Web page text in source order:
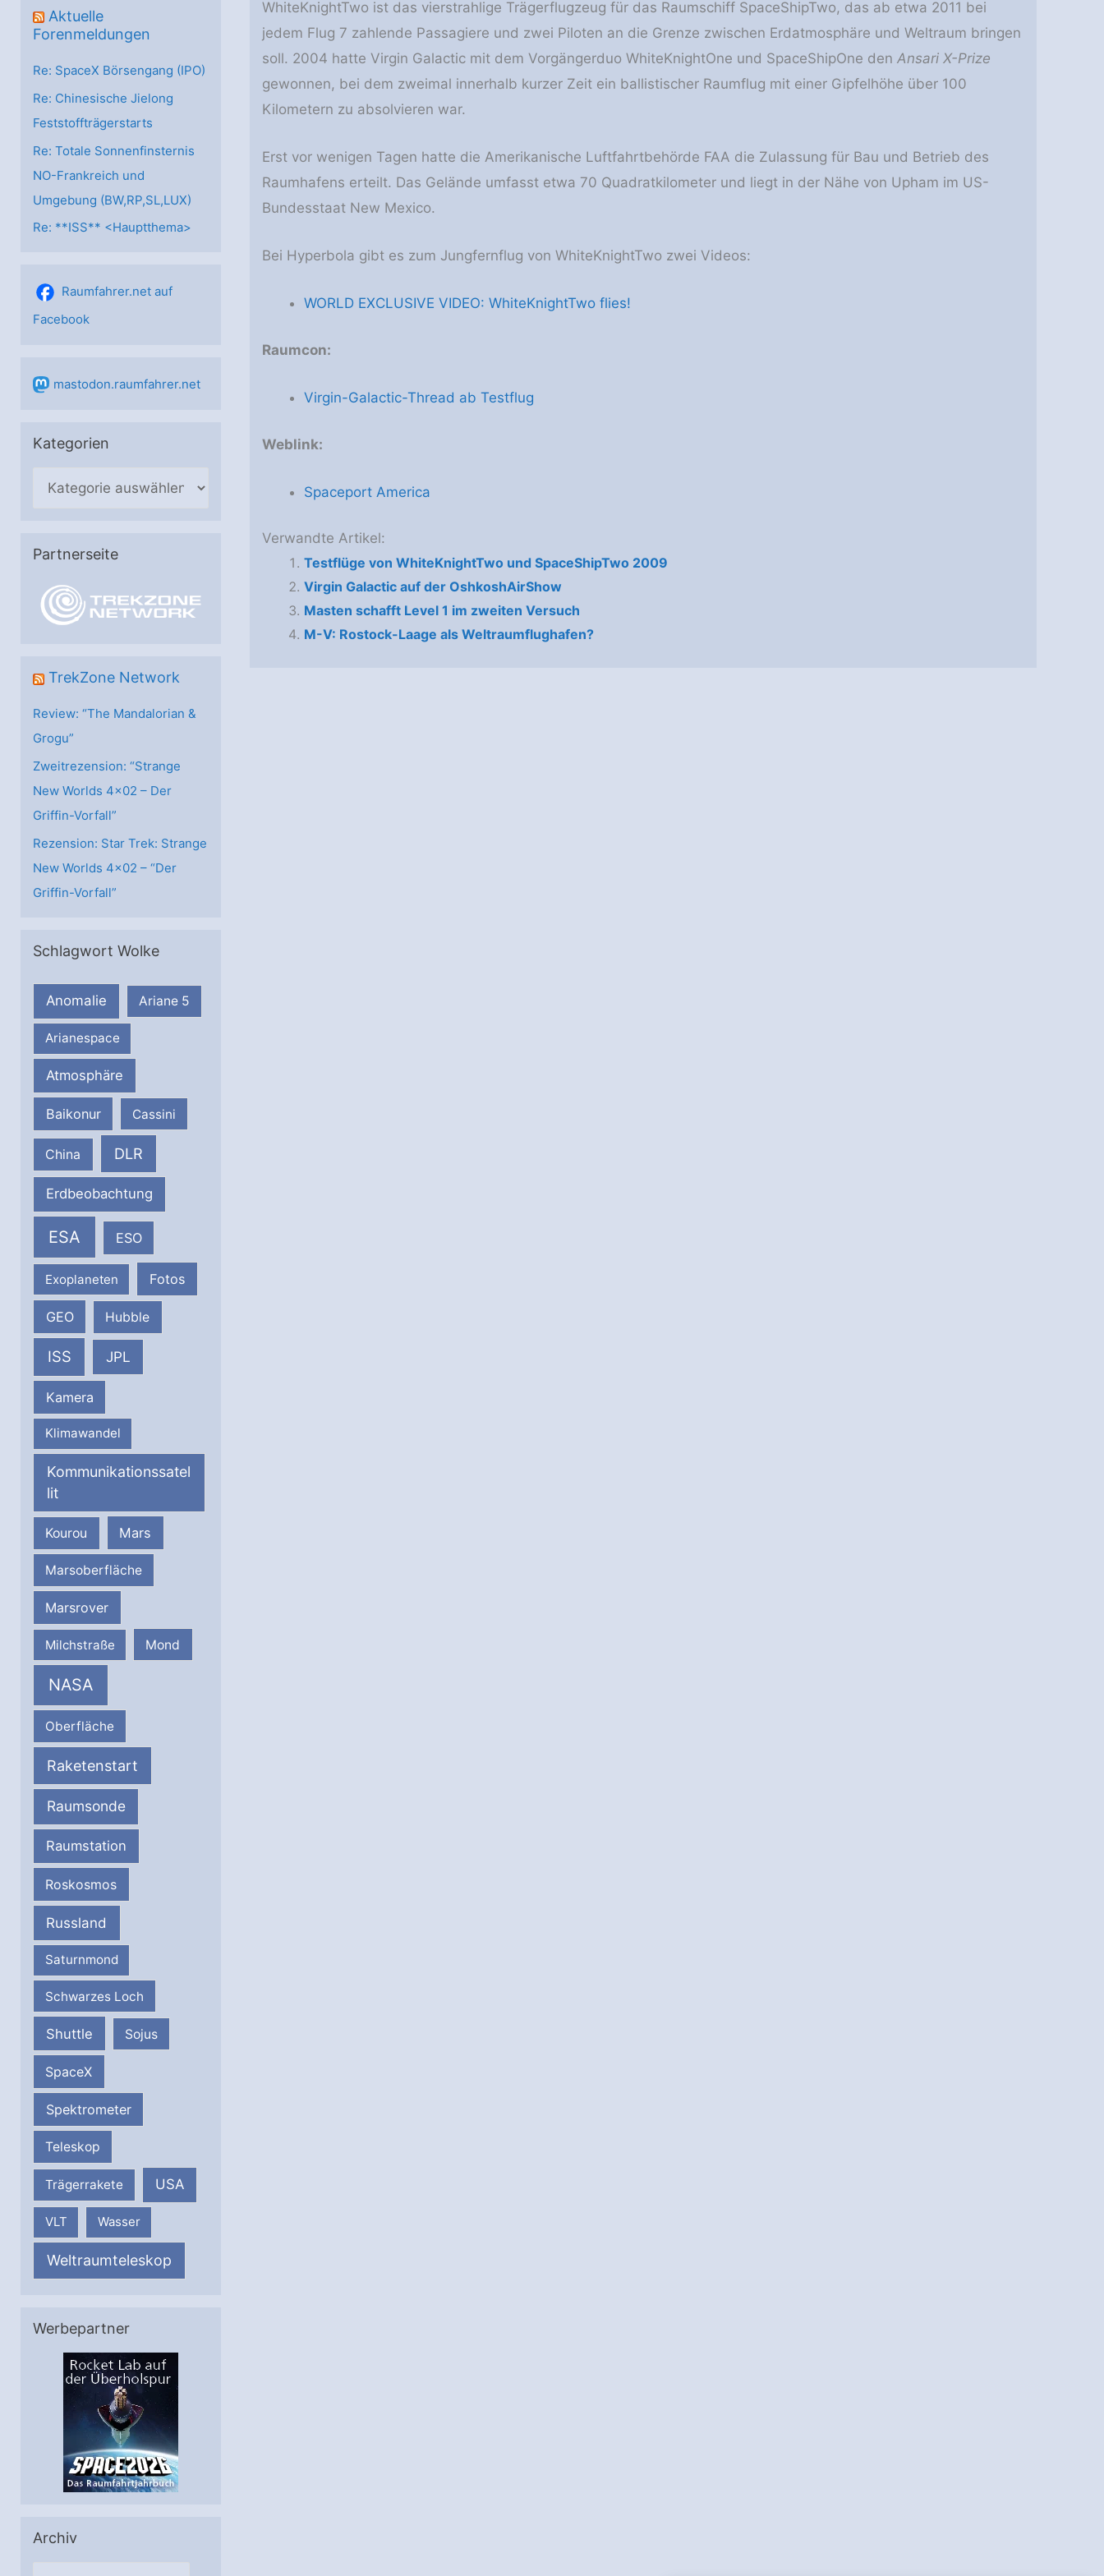
Aktuelle
Forenmeldungen
Re: SpaceX Börsengang (IPO)
Re: Chinesische Jielong
Feststoffträgerstarts
Re: Totale Sonnenfinsternis
NO-Frankreich und
Umgebung (BW,RP,SL,LUX)
Re: **ISS** <Hauptthema>
Raumfahrer.net auf
Facebook
mastodon.raumfahrer.net
Kategorien
e
e
Partnerseite
TrekZone Network
Review: “The Mandalorian &
Grogu”
Zweitrezension: “Strange
New Worlds 4×02 – Der
Griffin-Vorfall”
Rezension: Star Trek: Strange
New Worlds 4×02 – “Der
Griffin-Vorfall”
Schlagwort Wolke
Anomalie Ariane 5
Arianespace
Atmosphäre
Baikonur Cassini
China DLR
Erdbeobachtung
ESA ESO
Exoplaneten Fotos
GEO Hubble
ISS JPL
Kamera
Klimawandel
Kommunikationssatel
lit
Kourou Mars
Marsoberfläche
Marsrover
Milchstraße Mond
NASA
Oberfläche
Raketenstart
Raumsonde
Raumstation
Roskosmos
Russland
Saturnmond
Schwarzes Loch
Shuttle Sojus
SpaceX
Spektrometer
Teleskop
Trägerrakete USA
VLT Wasser
Weltraumteleskop
Werbepartner
Archiv
WhiteKnightTwo ist das vierstrahlige Trägerflugzeug für das Raumschiff SpaceShipTwo, das ab etwa 2011 bei
jedem Flug 7 zahlende Passagiere und zwei Piloten an die Grenze zwischen Erdatmosphäre und Weltraum bringen
soll. 2004 hatte Virgin Galactic mit dem Vorgängerduo WhiteKnightOne und SpaceShipOne den Ansari X-Prize
gewonnen, bei dem zweimal innerhalb kurzer Zeit ein ballistischer Raumflug mit einer Gipfelhöhe über 100
Kilometern zu absolvieren war.
Erst vor wenigen Tagen hatte die Amerikanische Luftfahrtbehörde FAA die Zulassung für Bau und Betrieb des
Raumhafens erteilt. Das Gelände umfasst etwa 70 Quadratkilometer und liegt in der Nähe von Upham im US-
Bundesstaat New Mexico.
Bei Hyperbola gibt es zum Jungfernflug von WhiteKnightTwo zwei Videos:
WORLD EXCLUSIVE VIDEO: WhiteKnightTwo flies!
Raumcon:
Virgin-Galactic-Thread ab Testflug
Weblink:
Spaceport America
Verwandte Artikel:
Testflüge von WhiteKnightTwo und SpaceShipTwo 2009
Virgin Galactic auf der OshkoshAirShow
Masten schafft Level 1 im zweiten Versuch
M-V: Rostock-Laage als Weltraumflughafen?